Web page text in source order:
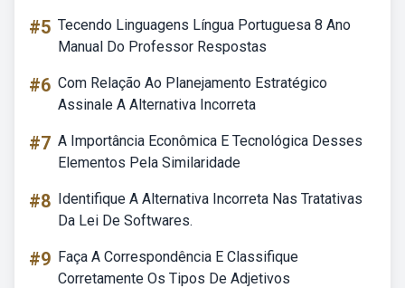
#5 Tecendo Linguagens Língua Portuguesa 8 Ano
Manual Do Professor Respostas
#6 Com Relação Ao Planejamento Estratégico
Assinale A Alternativa Incorreta
#7 A Importância Econômica E Tecnológica Desses
Elementos Pela Similaridade
#8 Identifique A Alternativa Incorreta Nas Tratativas
Da Lei De Softwares.
#9 Faça A Correspondência E Classifique
Corretamente Os Tipos De Adjetivos